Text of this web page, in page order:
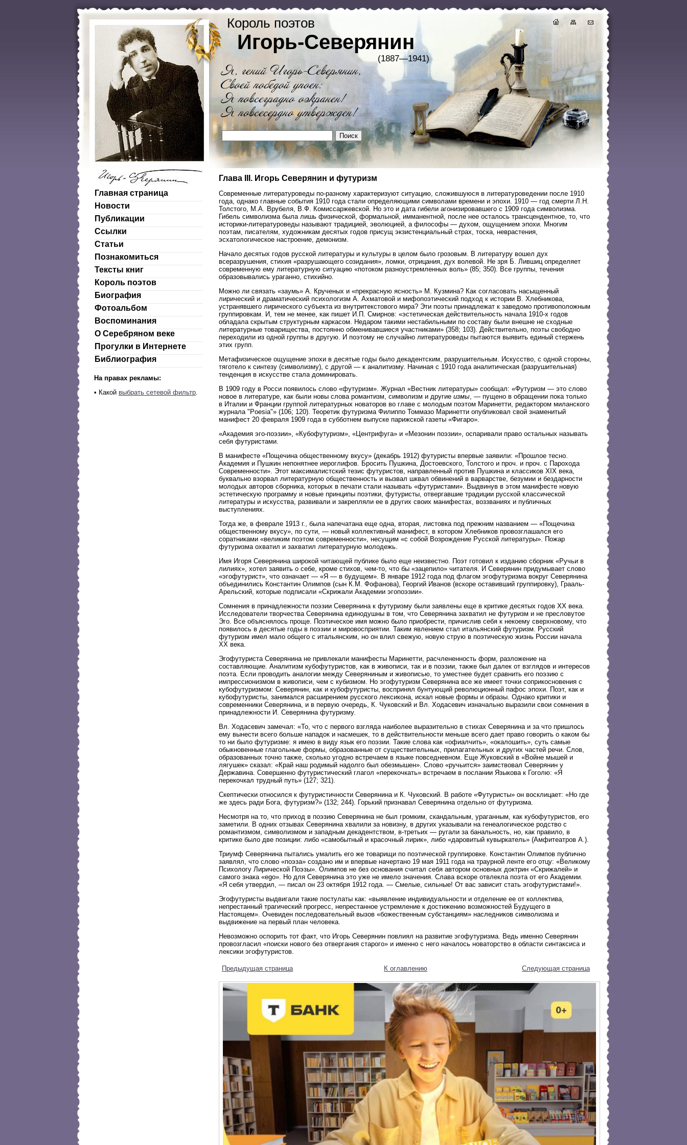
Король поэтов
Игорь-Северянин
(1887—1941)
Главная страница
Новости
Публикации
Ссылки
Статьи
Познакомиться
Тексты книг
Король поэтов
Биография
Фотоальбом
Воспоминания
О Серебряном веке
Прогулки в Интернете
Библиография
На правах рекламы:
• Какой выбрать сетевой фильтр.
Глава III. Игорь Северянин и футуризм
Современные литературоведы по-разному характеризуют ситуацию, сложившуюся в литературоведении после 1910
года, однако главные события 1910 года стали определяющими символами времени и эпохи. 1910 — год смерти Л.Н.
Толстого, М.А. Врубеля, В.Ф. Комиссаржевской. Но это и дата гибели агонизировавшего с 1909 года символизма.
Гибель символизма была лишь физической, формальной, имманентной, после нее осталось трансцендентное, то, что
историки-литературоведы называют традицией, эволюцией, а философы — духом, ощущением эпохи. Многим
поэтам, писателям, художникам десятых годов присущ экзистенциальный страх, тоска, неврастения,
эсхатологическое настроение, демонизм.
Начало десятых годов русской литературы и культуры в целом было грозовым. В литературу вошел дух
всеразрушения, стихия «разрушающего созидания», ломки, отрицания, дух волевой. Не зря Б. Лившиц определяет
современную ему литературную ситуацию «потоком разноустремленных воль» (85; 350). Все группы, течения
образовывались ураганно, стихийно.
Можно ли связать «заумь» А. Крученых и «прекрасную ясность» М. Кузмина? Как согласовать насыщенный
лирический и драматический психологизм А. Ахматовой и мифопоэтический подход к истории В. Хлебникова,
устранявшего лирического субъекта из внутритекстового мира? Эти поэты принадлежат к заведомо противоположным
группировкам. И, тем не менее, как пишет И.П. Смирнов: «эстетическая действительность начала 1910-х годов
обладала скрытым структурным каркасом. Недаром такими нестабильными по составу были внешне не сходные
литературные товарищества, постоянно обменивавшиеся участниками» (358; 103). Действительно, поэты свободно
переходили из одной группы в другую. И поэтому не случайно литературоведы пытаются выявить единый стержень
этих групп.
Метафизическое ощущение эпохи в десятые годы было декадентским, разрушительным. Искусство, с одной стороны,
тяготело к синтезу (символизму), с другой — к аналитизму. Начиная с 1910 года аналитическая (разрушительная)
тенденция в искусстве стала доминировать.
В 1909 году в Росси появилось слово «футуризм». Журнал «Вестник литературы» сообщал: «Футуризм — это слово
новое в литературе, как были новы слова романтизм, символизм и другие измы , — пущено в обращении пока только
в Италии и Франции группой литературных новаторов во главе с молодым поэтом Маринетти, редактором миланского
журнала "Poesia"» (106; 120). Теоретик футуризма Филиппо Томмазо Маринетти опубликовал свой знаменитый
манифест 20 февраля 1909 года в субботнем выпуске парижской газеты «Фигаро».
«Академия эго-поэзии», «Кубофутуризм», «Центрифуга» и «Мезонин поэзии», оспаривали право остальных называть
себя футуристами.
В манифесте «Пощечина общественному вкусу» (декабрь 1912) футуристы впервые заявили: «Прошлое тесно.
Академия и Пушкин непонятнее иероглифов. Бросить Пушкина, Достоевского, Толстого и проч. и проч. с Парохода
Современности». Этот максималистский тезис футуристов, направленный против Пушкина и классиков XIX века,
буквально взорвал литературную общественность и вызвал шквал обвинений в варварстве, безумии и бездарности
молодых авторов сборника, которых в печати стали называть «футуристами». Выдвинув в этом манифесте новую
эстетическую программу и новые принципы поэтики, футуристы, отвергавшие традиции русской классической
литературы и искусства, развивали и закрепляли ее в других своих манифестах, воззваниях и публичных
выступлениях.
Тогда же, в феврале 1913 г., была напечатана еще одна, вторая, листовка под прежним названием — «Пощечина
общественному вкусу», по сути, — новый коллективный манифест, в котором Хлебников провозглашался его
соратниками «великим поэтом современности», несущим «с собой Возрождение Русской литературы». Пожар
футуризма охватил и захватил литературную молодежь.
Имя Игоря Северянина широкой читающей публике было еще неизвестно. Поэт готовил к изданию сборник «Ручьи в
лилиях», хотел заявить о себе, кроме стихов, чем-то, что бы «зацепило» читателя. И Северянин придумывает слово
«эгофутурист», что означает — «Я — в будущем». В январе 1912 года под флагом эгофутуризма вокруг Северянина
объединились Константин Олимпов (сын К.М. Фофанова), Георгий Иванов (вскоре оставивший группировку), Грааль-
Арельский, которые подписали «Скрижали Академии эгопоэзии».
Сомнения в принадлежности поэзии Северянина к футуризму были заявлены еще в критике десятых годов XX века.
Исследователи творчества Северянина единодушны в том, что Северянина захватил не футуризм и не пресловутое
Эго. Все объяснялось проще. Поэтическое имя можно было приобрести, причислив себя к некоему сверхновому, что
появилось в десятые годы в поэзии и мировосприятии. Таким явлением стал итальянский футуризм. Русский
футуризм имел мало общего с итальянским, но он влил свежую, новую струю в поэтическую жизнь России начала
XX века.
Эгофутуриста Северянина не привлекали манифесты Маринетти, расчлененность форм, разложение на
составляющие. Аналитизм кубофутуристов, как в живописи, так и в поэзии, также был далек от взглядов и интересов
поэта. Если проводить аналогии между Северяниным и живописью, то уместнее будет сравнить его поэзию с
импрессионизмом в живописи, чем с кубизмом. Но эгофутуризм Северянина все же имеет точки соприкосновения с
кубофутуризмом: Северянин, как и кубофутуристы, воспринял бунтующий революционный пафос эпохи. Поэт, как и
кубофутуристы, занимался расширением русского лексикона, искал новые формы и образы. Однако критики и
современники Северянина, и в первую очередь, К. Чуковский и Вл. Ходасевич изначально выразили свои сомнения в
принадлежности И. Северянина футуризму.
Вл. Ходасевич замечал: «То, что с первого взгляда наиболее выразительно в стихах Северянина и за что пришлось
ему вынести всего больше нападок и насмешек, то в действительности меньше всего дает право говорить о каком бы
то ни было футуризме: я имею в виду язык его поэзии. Такие слова как «офиалчить», «окалошить», суть самые
обыкновенные глагольные формы, образованные от существительных, прилагательных и других частей речи. Слов,
образованных точно также, сколько угодно встречаем в языке повседневном. Еще Жуковский в «Войне мышей и
лягушек» сказал: «Край наш родимый надолго был обезмышен». Слово «ручьится» заимствовал Северянин у
Державина. Совершенно футуристический глагол «перекочкать» встречаем в послании Языкова к Гоголю: «Я
перекочкал трудный путь» (127; 321).
Скептически относился к футуристичности Северянина и К. Чуковский. В работе «Футуристы» он восклицает: «Но где
же здесь ради Бога, футуризм?» (132; 244). Горький признавал Северянина отдельно от футуризма.
Несмотря на то, что приход в поэзию Северянина не был громким, скандальным, ураганным, как кубофутуристов, его
заметили. В одних отзывах Северянина хвалили за новизну, в других указывали на генеалогическое родство с
романтизмом, символизмом и западным декадентством, в-третьих — ругали за банальность, но, как правило, в
критике было две позиции: либо «самобытный и красочный лирик», либо «даровитый кувыркатель» (Амфитеатров А.).
Триумф Северянина пытались умалить его же товарищи по поэтической группировке. Константин Олимпов публично
заявлял, что слово «поэза» создано им и впервые начертано 19 мая 1911 года на траурной ленте его отцу: «Великому
Психологу Лирической Поэзы». Олимпов не без основания считал себя автором основных доктрин «Скрижалей» и
самого знака «ego». Но для Северянина это уже не имело значения. Слава вскоре отвлекла поэта от его Академии.
«Я себя утвердил, — писал он 23 октября 1912 года. — Смелые, сильные! От вас зависит стать эгофутуристами!».
Эгофутуристы выдвигали такие постулаты как: «выявление индивидуальности и отделение ее от коллектива,
непрестанный трагический прогресс, непрестанное устремление к достижению возможностей Будущего в
Настоящем». Очевиден последовательный вызов «божественным субстанциям» наследников символизма и
выдвижение на первый план человека.
Невозможно оспорить тот факт, что Игорь Северянин повлиял на развитие эгофутуризма. Ведь именно Северянин
провозгласил «поиски нового без отвергания старого» и именно с него началось новаторство в области синтаксиса и
лексики эгофутуристов.
Предыдущая страница К оглавлению Следующая страница